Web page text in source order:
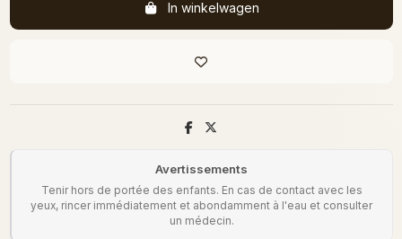
In winkelwagen
Avertissements
Tenir hors de portée des enfants. En cas de contact avec les
yeux, rincer immédiatement et abondamment à l'eau et consulter
un médecin.